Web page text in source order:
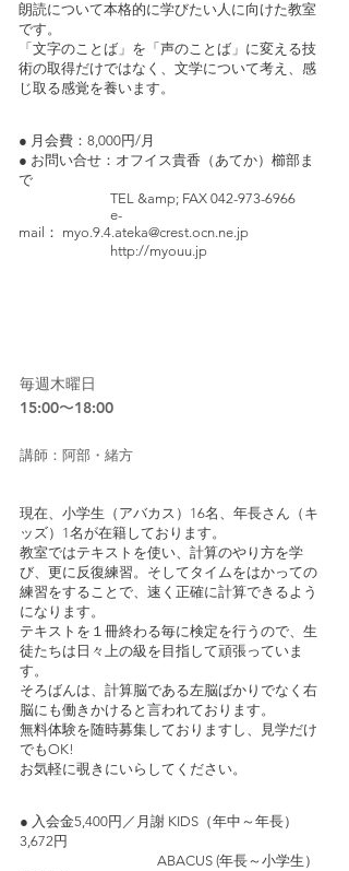
毎週木曜日
15:00〜18:00
​講師：阿部・緒方
朗読について本格的に学びたい人に向けた教室
です。
「文字のことば」を「声のことば」に変える技
術の取得だけではなく、文学について考え、感
じ取る感覚を養います。
● 月会費：8,000円/月
● お問い合せ：オフイス貴香（あてか）櫛部ま
で
TEL &amp; FAX 042-973-6966
e-
mail： myo.9.4.ateka@crest.ocn.ne.jp
http://myouu.jp
現在、小学生（アバカス）16名、年長さん（キ
ッズ）1名が在籍しております。
教室ではテキストを使い、計算のやり方を学
び、更に反復練習。 そしてタイムをはかっての
練習をすることで、速く正確に計算できるよう
になります。
テキストを１冊終わる毎に検定を行うので、生
徒たちは日々上の級を目指して頑張っていま
す。
そろばんは、計算脳である左脳ばかりでなく右
脳にも働きかけると言われております。
無料体験を随時募集しておりますし、見学だけ
でもOK!
お気軽に覗きにいらしてください。
● 入会金5,400円／月謝 KIDS（年中～年長）
3,672円
ABACUS (年長～小学生）